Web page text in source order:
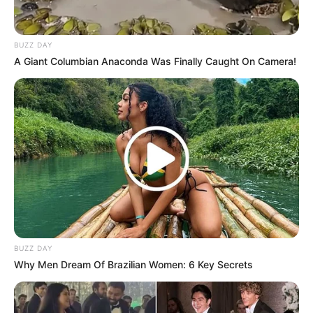
Godzila 02/02/2018
Knp harus buatan cina sih senjatanya !!!
Pasha 02/02/2018
kenapa emg?
Gogorancah 02/02/2018
Campur sari nih kanonnya…
BUZZ DAY
A Giant Columbian Anaconda Was Finally Caught On Camera!
BUZZ DAY
Why Men Dream Of Brazilian Women: 6 Key Secrets